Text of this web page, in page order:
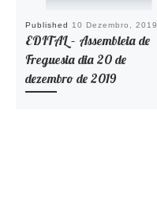
Published 10 Dezembro, 2019
EDITAL – Assembleia de
Freguesia dia 20 de
dezembro de 2019